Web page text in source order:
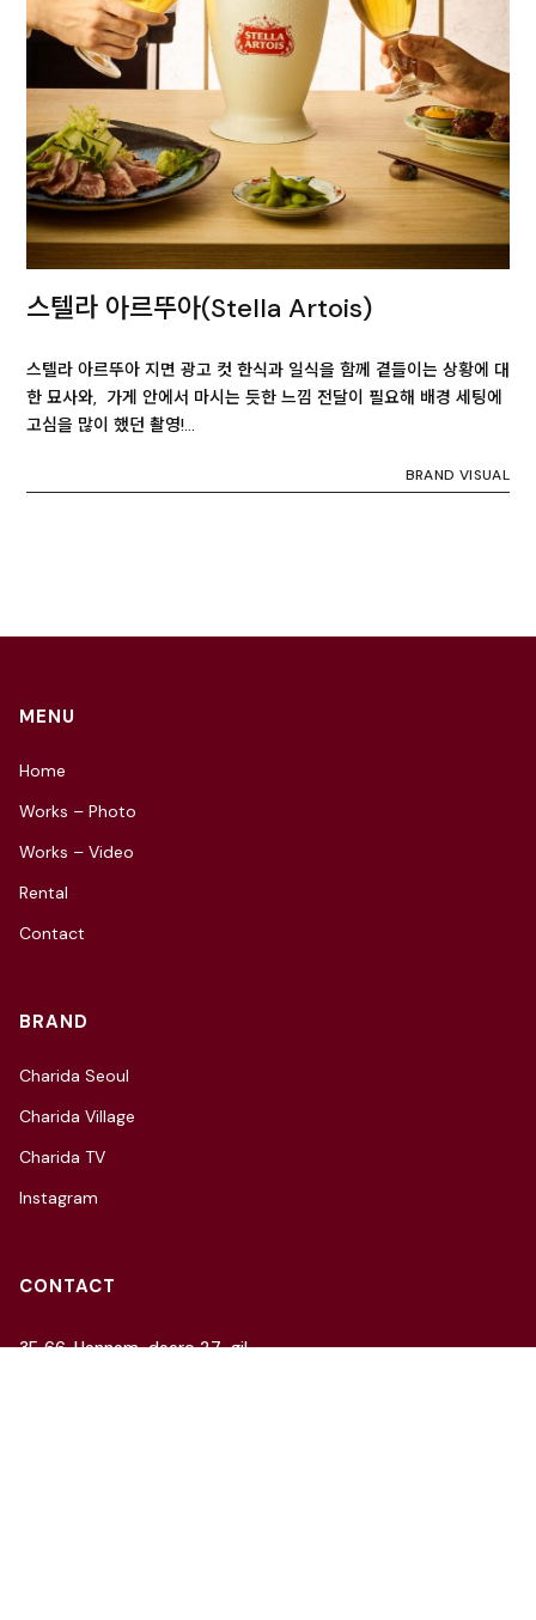
스텔라 아르뚜아(Stella Artois)
스텔라 아르뚜아 지면 광고 컷 한식과 일식을 함께 곁들이는 상황에 대
한 묘사와, 가게 안에서 마시는 듯한 느낌 전달이 필요해 배경 세팅에
고심을 많이 했던 촬영!…
BRAND VISUAL
MENU
Home
Works – Photo
Works – Video
Rental
Contact
BRAND
Charida Seoul
Charida Village
Charida TV
Instagram
CONTACT
3F, 66, Hannam-daero 27-gil,